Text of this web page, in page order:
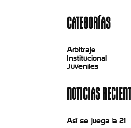
CATEGORÍAS
Arbitraje
Institucional
Juveniles
NOTICIAS
Así se juega la 21